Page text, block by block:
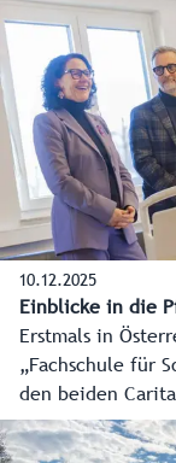
10.12.2025
Einblicke in die
Erstmals in
„Fachschule für
den beiden
Elf
Berufsleben